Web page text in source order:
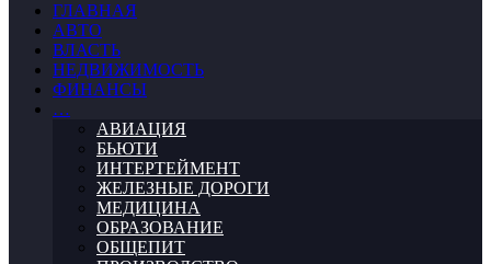
ГЛАВНАЯ
АВТО
ВЛАСТЬ
НЕДВИЖИМОСТЬ
ФИНАНСЫ
…
АВИАЦИЯ
БЬЮТИ
ИНТЕРТЕЙМЕНТ
ЖЕЛЕЗНЫЕ ДОРОГИ
МЕДИЦИНА
ОБРАЗОВАНИЕ
ОБЩЕПИТ